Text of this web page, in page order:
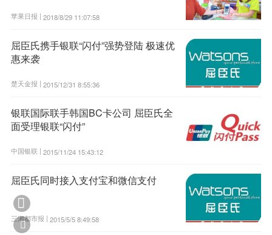
苹果日报 | 2018/8/29 11:07:58
屈臣氏携手银联“闪付”强势登陆 极速优
惠来袭
楚天金报 | 2015/12/31 8:55:36
银联国际联手韩国BC卡公司 屈臣氏全
面受理银联“闪付”
中国银联 | 2015/11/24 15:43:12
屈臣氏同时接入支付宝和微信支付
三湘都市报 | 2015/5/5 8:49:58

